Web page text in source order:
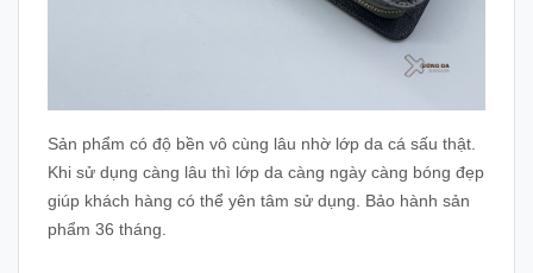
Sản phẩm có độ bền vô cùng lâu nhờ lớp da cá sấu thật.
Khi sử dụng càng lâu thì lớp da càng ngày càng bóng đẹp
giúp khách hàng có thể yên tâm sử dụng. Bảo hành sản
phẩm 36 tháng.